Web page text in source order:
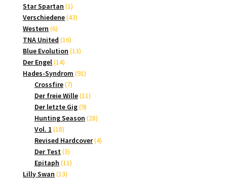
Star Spartan 11
Produkt
Verschiedene 4343
Western 66
Produkte
TNA United 1616
Produkte
Blue Evolution 1313
Der Engel 1414
Produkte
Hades-Syndrom 9191
Crossfire 77
Produkte
Der freie Wille 1111
Der letzte Gig 99
Produkte
Hunting Season 2828
Vol. 1 1818
Produkte
Revised Hardcover 44
Der Test 33
Produkte
Epitaph 1111
Lilly Swan 1313